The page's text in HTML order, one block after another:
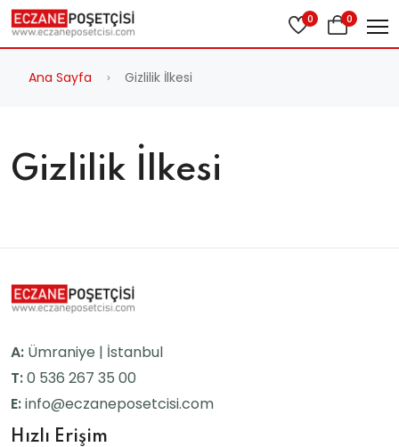
0 0
Ana Sayfa Gizlilik İlkesi
Gizlilik İlkesi
A: Ümraniye | İstanbul
T:0 536 267 35 00
E:info@eczaneposetcisi.com
Hızlı Erişim